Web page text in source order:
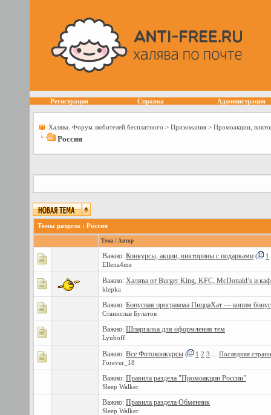
Регистрация Справка Администрация
Халява. Форум любителей бесплатного > Призомания > Промоакции,
Россия
Темы раздела : Россия
Тема / Автор
Важно: Конкурсы, акции, викторины с подарками (
1
Ellena4me
Важно: Халява от Burger King, KFC, McDonald’s и
klepka
Важно: Бонусная программа ПиццаХат — копим
Станислав Булатов
Важно: Шпаргалка для оформления тем
Lyuboff
Важно: Все Фотоконкурсы ( 1 2 3
Последняя
Forever_18
Важно: Правила раздела "Промоакции России"
Sleep Walker
Важно: Правила раздела Обменник
Sleep Walker